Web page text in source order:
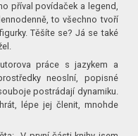
příval povídaček a legend,
to všechno tvoří
Těšíte se? Já se také
práce s jazykem a
neoslní, popisné
postrádají dynamiku.
lépe jej členit, mnohde